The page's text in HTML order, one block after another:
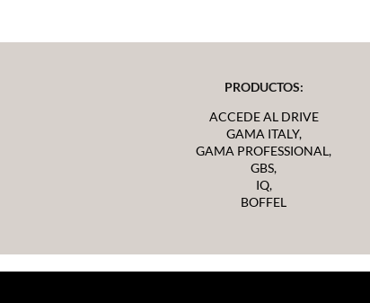
PRODUCTOS:
ACCEDE AL DRIVE
GAMA ITALY,
GAMA PROFESSIONAL,
GBS,
IQ,
BOFFEL